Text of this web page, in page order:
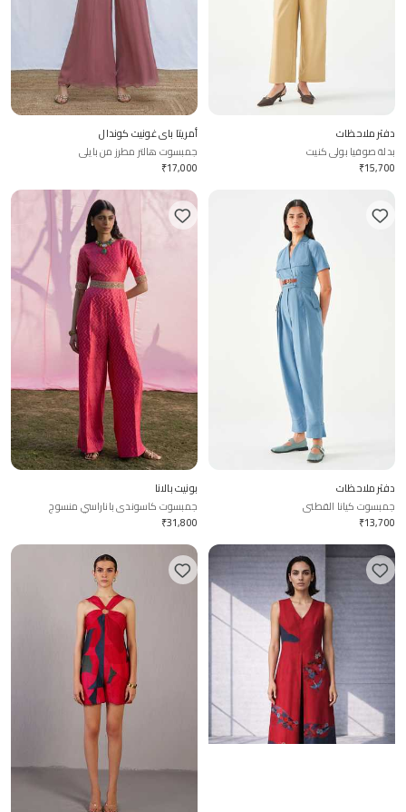
دفتر ملاحظات
بدلة صوفيا بولي كنيت
₹15,700
أمريتا باي غونيت كوندال
جمبسوت هالتر مطرز من بايلي
₹17,000
دفتر ملاحظات
جمبسوت كيانا القطني
₹13,700
بونيت بالانا
جمبسوت كاسوندي باناراسي منسوج
₹31,800